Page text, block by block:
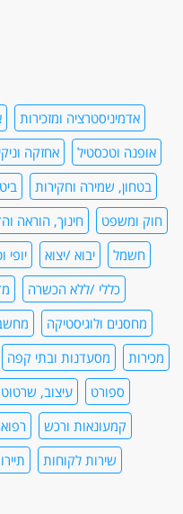
אדמיניסטרציה ומזכירות
אופנה וטכסטיל
אחזקה
בטחון, שמירה וחקירות
חוק ומשפט
חינוך, הוראה
חשמל
יבוא /יצוא יופי
כללי /ללא הכשרה
מחסנים ולוגיסטיקה
מכירות
מסעדנות ובתי קפה
ספורט
עיצוב,
קמעונאות ורכש
שירות לקוחות